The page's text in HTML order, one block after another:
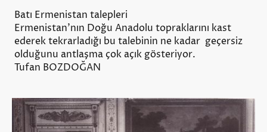
Batı Ermenistan talepleri
Ermenistan'nın Doğu Anadolu topraklarını kast
ederek tekrarladığı bu talebinin ne kadar geçersiz
olduğunu antlaşma çok açık gösteriyor.
Tufan BOZDOĞAN